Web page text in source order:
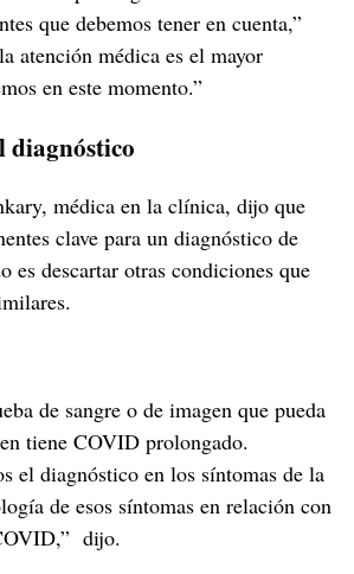
que debemos tener en cuenta,”
atención médica es el mayor
en este momento.”
diagnóstico
médica en la clínica, dijo que
clave para un diagnóstico de
es descartar otras condiciones que
de sangre o de imagen que pueda
tiene COVID prolongado.
el diagnóstico en los síntomas de la
de esos síntomas en relación con
dijo.